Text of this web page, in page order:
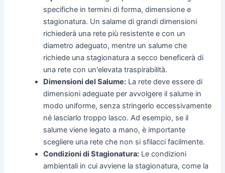
specifiche in termini di forma, dimensione e
stagionatura. Un salame di grandi dimensioni
richiederà una rete più resistente e con un
diametro adeguato, mentre un salume che
richiede una stagionatura a secco beneficerà di
una rete con un'elevata traspirabilità.
Dimensioni del Salume: La rete deve essere di
dimensioni adeguate per avvolgere il salume in
modo uniforme, senza stringerlo eccessivamente
né lasciarlo troppo lasco. Ad esempio, se il
salume viene legato a mano, è importante
scegliere una rete che non si sfilacci facilmente.
Condizioni di Stagionatura: Le condizioni
ambientali in cui avviene la stagionatura, come la